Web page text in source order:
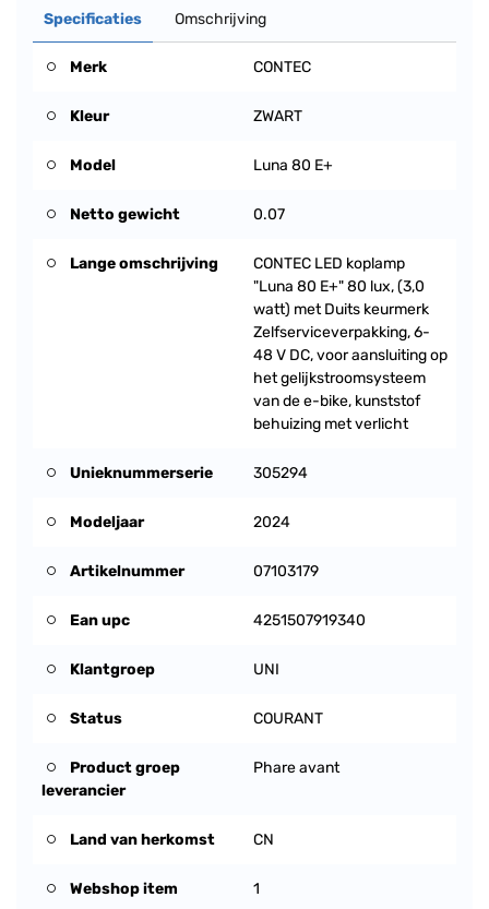
Specificaties Omschrijving
Merk CONTEC
Kleur ZWART
Model Luna 80 E+
Netto gewicht 0.07
Lange omschrijving
CONTEC LED koplamp
"Luna 80 E+" 80 lux, (3,0
watt) met Duits keurmerk
Zelfserviceverpakking, 6-
48 V DC, voor aansluiting op
het gelijkstroomsysteem
van de e-bike, kunststof
behuizing met verlicht
Unieknummerserie 305294
Modeljaar 2024
Artikelnummer 07103179
Ean upc 4251507919340
Klantgroep UNI
Status COURANT
Product groep
leverancier
Phare avant
Land van herkomst CN
Webshop item 1